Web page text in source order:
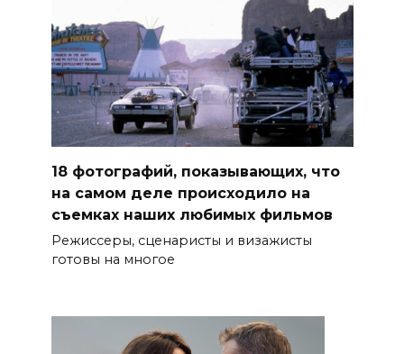
18 фотографий, показывающих, что
на самом деле происходило на
съемках наших любимых фильмов
Режиссеры, сценаристы и визажисты
готовы на многое